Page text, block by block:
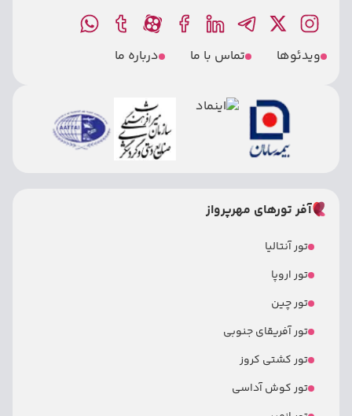
ویدئوها تماس با ما درباره ما
آفر تورهای مهرپرواز
تور آنتالیا
تور اروپا
تور چین
تور آفریقای جنوبی
تور کشتی کروز
تور کوش آداسی